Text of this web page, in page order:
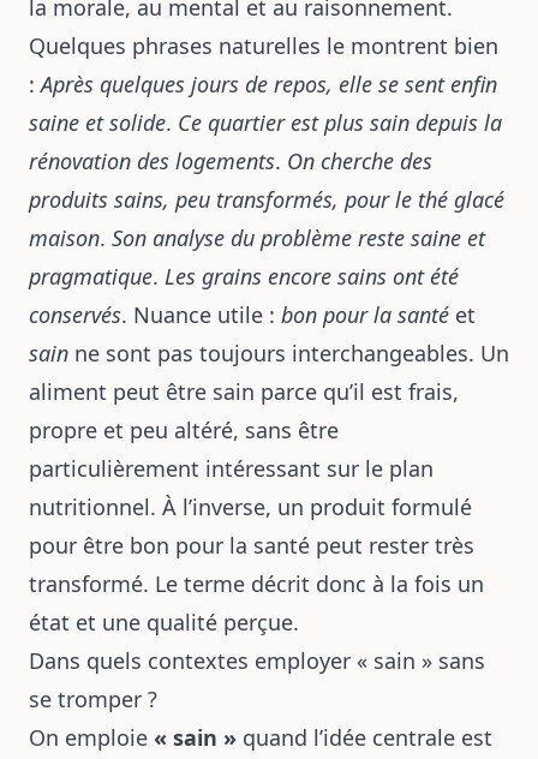
la morale, au mental et au raisonnement.
Quelques phrases naturelles le montrent bien
:Après quelques jours de repos, elle se sent enfin
saine et solide. Ce quartier est plus sain depuis la
rénovation des logements. On cherche des
produits sains, peu transformés, pour le thé glacé
maison. Son analyse du problème reste saine et
pragmatique. Les grains encore sains ont été
conservés. Nuance utile : bon pour la santé et
sain ne sont pas toujours interchangeables. Un
aliment peut être sain parce qu’il est frais,
propre et peu altéré, sans être
particulièrement intéressant sur le plan
nutritionnel. À l’inverse, un produit formulé
pour être bon pour la santé peut rester très
transformé. Le terme décrit donc à la fois un
état et une qualité perçue.
Dans quels contextes employer « sain » sans
se tromper ?
On emploie « sain » quand l’idée centrale est